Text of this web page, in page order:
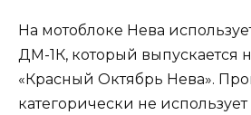
На мотоблоке Нева
ДМ-1К, который выпускается
«Красный Октябрь Нева».
категорически не